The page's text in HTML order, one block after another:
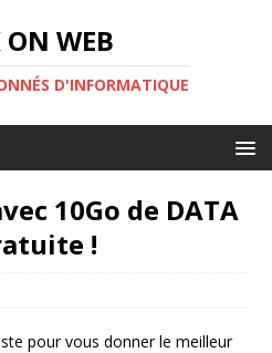
ON WEB
D'INFORMATIQUE
10Go de DATA
!
pour vous donner le meilleur